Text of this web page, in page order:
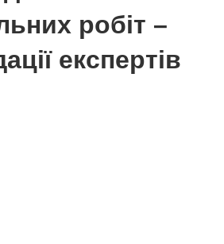
робіт –
експертів